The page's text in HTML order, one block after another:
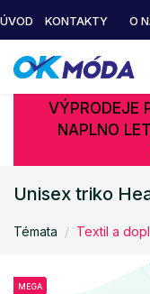
ÚVOD KONTAKTY O
VÝPRODEJE
NAPLNO
Unisex triko
Témata Textil a
MEGA